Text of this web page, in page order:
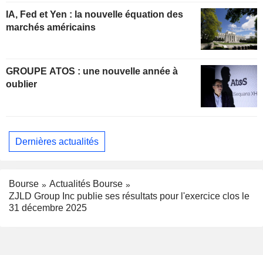
IA, Fed et Yen : la nouvelle équation des
marchés américains
GROUPE ATOS : une nouvelle année à
oublier
Dernières actualités
Bourse
Actualités Bourse
ZJLD Group Inc publie ses résultats pour l'exercice clos le
31 décembre 2025